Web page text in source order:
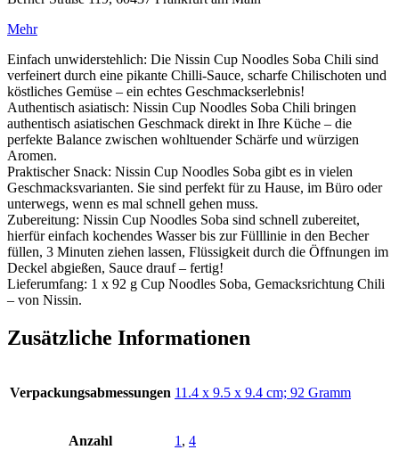
Mehr
Einfach unwiderstehlich: Die Nissin Cup Noodles Soba Chili sind
verfeinert durch eine pikante Chilli-Sauce, scharfe Chilischoten und
köstliches Gemüse – ein echtes Geschmackserlebnis!
Authentisch asiatisch: Nissin Cup Noodles Soba Chili bringen
authentisch asiatischen Geschmack direkt in Ihre Küche – die
perfekte Balance zwischen wohltuender Schärfe und würzigen
Aromen.
Praktischer Snack: Nissin Cup Noodles Soba gibt es in vielen
Geschmacksvarianten. Sie sind perfekt für zu Hause, im Büro oder
unterwegs, wenn es mal schnell gehen muss.
Zubereitung: Nissin Cup Noodles Soba sind schnell zubereitet,
hierfür einfach kochendes Wasser bis zur Fülllinie in den Becher
füllen, 3 Minuten ziehen lassen, Flüssigkeit durch die Öffnungen im
Deckel abgießen, Sauce drauf – fertig!
Lieferumfang: 1 x 92 g Cup Noodles Soba, Gemacksrichtung Chili
– von Nissin.
Zusätzliche Informationen
Verpackungsabmessungen ‎11.4 x 9.5 x 9.4 cm; 92 Gramm
Anzahl 1 , 4